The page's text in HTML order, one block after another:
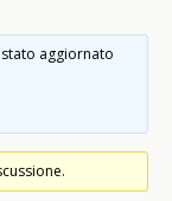
aggiornato